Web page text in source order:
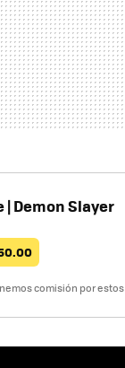
| Demon Slayer
comisión por estos